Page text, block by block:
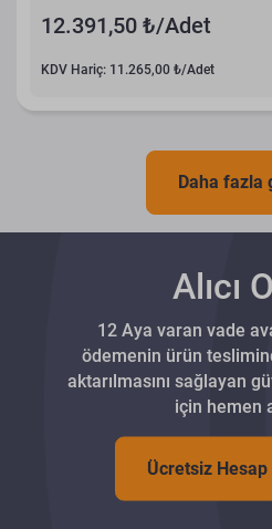
12.391,50 ₺/Adet
KDV Hariç: 11.265,00 ₺/Adet
Daha fazla
Alıcı
12 Aya varan vade
ödemenin ürün
aktarılmasını sağlayan
için hemen
Ücretsiz